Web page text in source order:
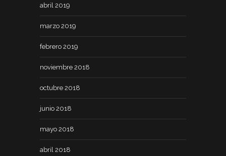
abril 2019
marzo 2019
febrero 2019
noviembre 2018
octubre 2018
junio 2018
mayo 2018
abril 2018